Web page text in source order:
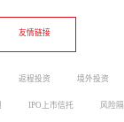
返程投资 境外投资
IPO上市信托 风险
友情链接